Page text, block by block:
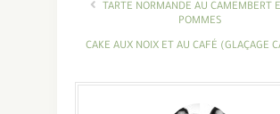
TARTE NORMANDE AU CAMEMBERT
POMMES
CAKE AUX NOIX ET AU CAFÉ (GLAÇAGE